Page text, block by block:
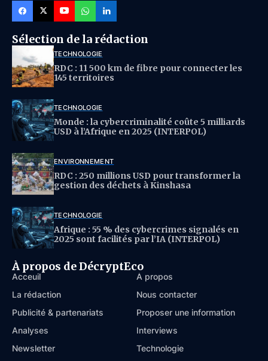
Sélection de la rédaction
TECHNOLOGIE
RDC : 11 500 km de fibre pour connecter les
145 territoires
TECHNOLOGIE
Monde : la cybercriminalité coûte 5 milliards
USD à l’Afrique en 2025 (INTERPOL)
ENVIRONNEMENT
RDC : 250 millions USD pour transformer la
gestion des déchets à Kinshasa
TECHNOLOGIE
Afrique : 55 % des cybercrimes signalés en
2025 sont facilités par l’IA (INTERPOL)
À propos de DécryptEco
Acceuil
À propos
La rédaction
Nous contacter
Publicité & partenariats
Proposer une information
Analyses
Interviews
Newsletter
Technologie